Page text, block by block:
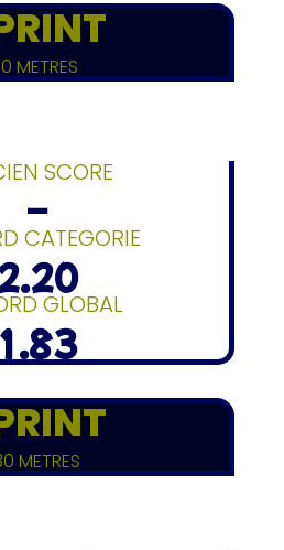
METRES
SCORE
–
CATEGORIE
GLOBAL
1.83
METRES